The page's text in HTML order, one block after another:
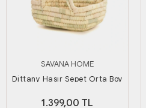
SAVANA HOME
Dittany Hasır Sepet Orta Boy
1.399,00 TL